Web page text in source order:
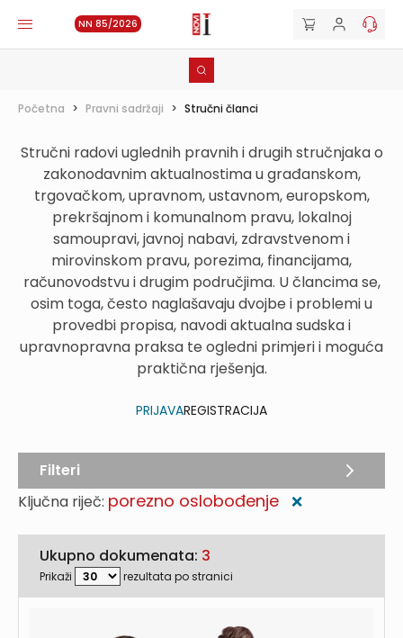
NN 85/2026
Početna > Pravni sadržaji > Stručni članci
Stručni radovi uglednih pravnih i drugih stručnjaka o
zakonodavnim aktualnostima u građanskom,
trgovačkom, upravnom, ustavnom, europskom,
prekršajnom i komunalnom pravu, lokalnoj
samoupravi, javnoj nabavi, zdravstvenom i
mirovinskom pravu, porezima, financijama,
računovodstvu i drugim područjima. U člancima se,
osim toga, često naglašavaju dvojbe i problemi u
provedbi propisa, navodi aktualna sudska i
upravnopravna praksa te ogledni primjeri i moguća
praktična rješenja.
PRIJAVAREGISTRACIJA
Ključna riječ: porezno oslobođenje ❌
Ukupno dokumenata: 3
Prikaži rezultata po stranici
Filteri